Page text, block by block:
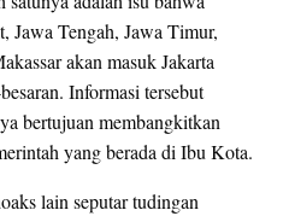
Jawa Tengah, Jawa Timur,
akan masuk Jakarta
Informasi tersebut
bertujuan membangkitkan
yang berada di Ibu Kota.
lain seputar tudingan